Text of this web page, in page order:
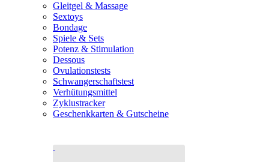
Gleitgel & Massage
Sextoys
Bondage
Spiele & Sets
Potenz & Stimulation
Dessous
Ovulationstests
Schwangerschaftstest
Verhütungsmittel
Zyklustracker
Geschenkkarten & Gutscheine